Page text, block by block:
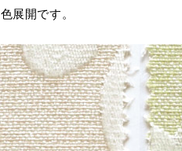
展開です。